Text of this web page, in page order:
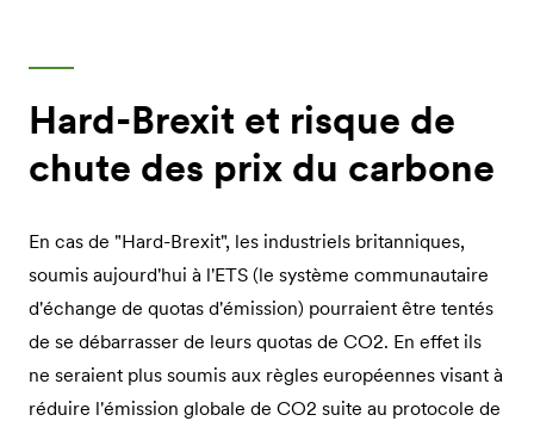
Hard-Brexit et risque de
chute des prix du carbone
En cas de "Hard-Brexit", les industriels britanniques,
soumis aujourd'hui à l'ETS (le système communautaire
d'échange de quotas d'émission) pourraient être tentés
de se débarrasser de leurs quotas de CO2. En effet ils
ne seraient plus soumis aux règles européennes visant à
réduire l'émission globale de CO2 suite au protocole de